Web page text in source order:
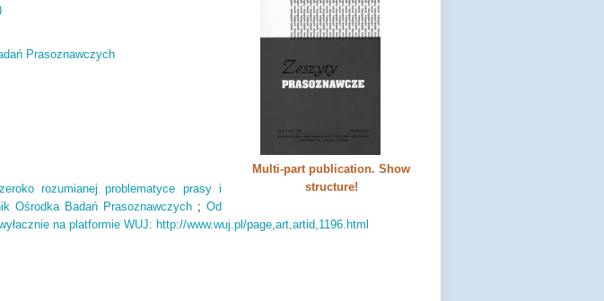
Multi-part publication. Show
structure!
Prasoznawczych
rozumianej problematyce prasy i
Ośrodka Badań Prasoznawczych;Od
na platformie WUJ: http://www.wuj.pl/page,art,artid,1196. html